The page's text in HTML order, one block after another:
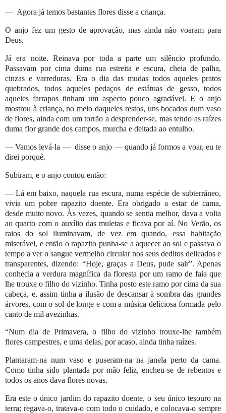
— Agora já temos bastantes flores disse a criança.
O anjo fez um gesto de aprovação, mas ainda não voaram para
Deus.
Já era noite. Reinava por toda a parte um silêncio profundo.
Passavam por cima duma rua estreita e escura, cheia de palha,
cinzas e varreduras. Era o dia das mudas todos aqueles pratos
quebrados, todos aqueles pedaços de estátuas de gesso, todos
aqueles farrapos tinham um aspecto pouco agradável. E o anjo
mostrou à criança, no meio daqueles restos, uns bocados dum vaso
de flores, ainda com um torrão a desprender-se, mas tendo as raízes
duma flor grande dos campos, murcha e deitada ao entulho.
—Vamos levá-la — disse o anjo — quando já formos a voar, eu te
direi porquê.
Subiram, e o anjo contou então:
—Lá em baixo, naquela rua escura, numa espécie de subterrâneo,
vivia um pobre rapazito doente. Era obrigado a estar de cama,
desde muito novo. Às vezes, quando se sentia melhor, dava a volta
ao quarto com o auxílio das muletas e ficava por aí. No Verão, os
raios do sol iluminavam, de vez em quando, essa habitação
miserável, e então o rapazito punha-se a aquecer ao sol e passava o
tempo a ver o sangue vermelho circular nos seus deditos delicados e
transparentes, dizendo: “Hoje, graças a Deus, pude sair”. Apenas
conhecia a verdura magnífica da floresta por um ramo de faia que
lhe trouxe o filho do vizinho. Tinha posto este ramo por cima da sua
cabeça, e, assim tinha a ilusão de descansar à sombra das grandes
árvores, com o sol de longe e com a música deliciosa formada pelo
canto de mil avezinhas.
“Num dia de Primavera, o filho do vizinho trouxe-lhe também
flores campestres, e uma delas, por acaso, ainda tinha raízes.
Plantaram-na num vaso e puseram-na na janela perto da cama.
Como tinha sido plantada por mão feliz, encheu-se de rebentos e
todos os anos dava flores novas.
Era este o único jardim do rapazito doente, o seu único tesouro na
terra; regava-o, tratava-o com todo o cuidado, e colocava-o sempre